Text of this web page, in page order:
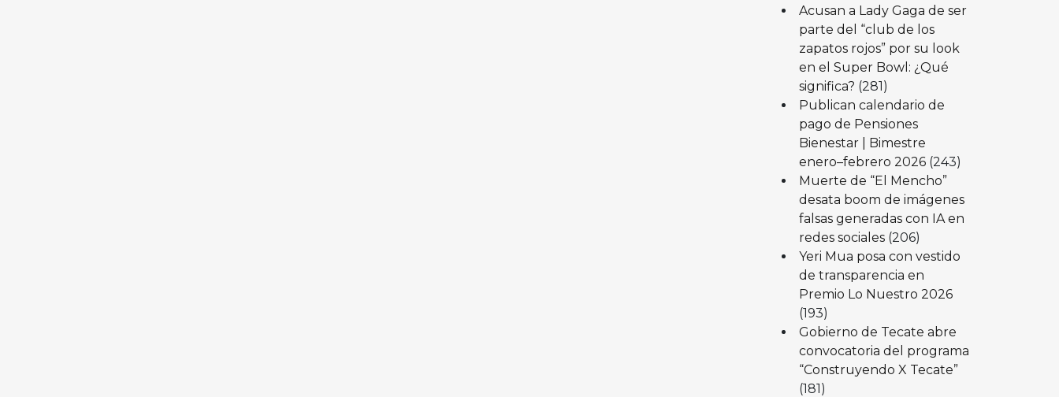
Acusan a Lady Gaga de ser
parte del “club de los
zapatos rojos” por su look
en el Super Bowl: ¿Qué
significa? (281)
Publican calendario de
pago de Pensiones
Bienestar | Bimestre
enero–febrero 2026 (243)
Muerte de “El Mencho”
desata boom de imágenes
falsas generadas con IA en
redes sociales (206)
Yeri Mua posa con vestido
de transparencia en
Premio Lo Nuestro 2026
(193)
Gobierno de Tecate abre
convocatoria del programa
“Construyendo X Tecate”
(181)